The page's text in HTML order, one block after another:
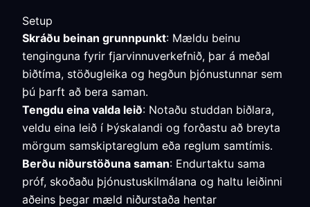
Setup
Skráðu beinan grunnpunkt: Mældu beinu
tenginguna fyrir fjarvinnuverkefnið, þar á meðal
biðtíma, stöðugleika og hegðun þjónustunnar sem
þú þarft að bera saman.
Tengdu eina valda leið: Notaðu studdan biðlara,
veldu eina leið í Þýskalandi og forðastu að breyta
mörgum samskiptareglum eða reglum samtímis.
Berðu niðurstöðuna saman: Endurtaktu sama
próf, skoðaðu þjónustuskilmálana og haltu leiðinni
aðeins þegar mæld niðurstaða hentar